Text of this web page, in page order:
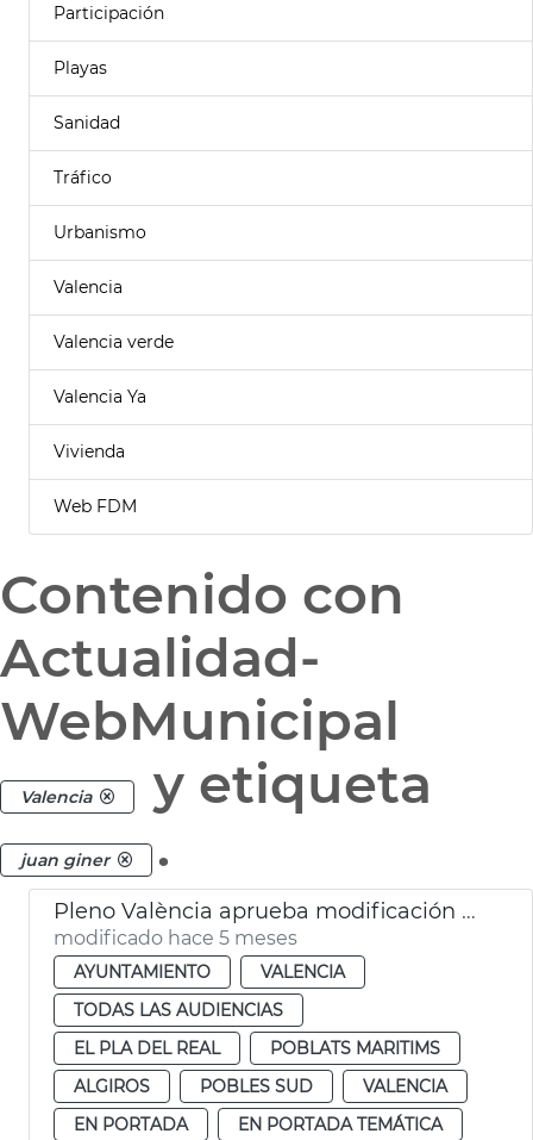
Participación
Playas
Sanidad
Tráfico
Urbanismo
Valencia
Valencia verde
Valencia Ya
Vivienda
Web FDM
Contenido con
Actualidad-
WebMunicipal
Valencia y etiqueta
juan giner .
Pleno València aprueba modificación PGOU cambio uso parcelas Telefónica
modificado hace 5 meses
AYUNTAMIENTO
VALENCIA
TODAS LAS AUDIENCIAS
EL PLA DEL REAL
POBLATS MARITIMS
ALGIROS
POBLES SUD
VALENCIA
EN PORTADA
EN PORTADA TEMÁTICA